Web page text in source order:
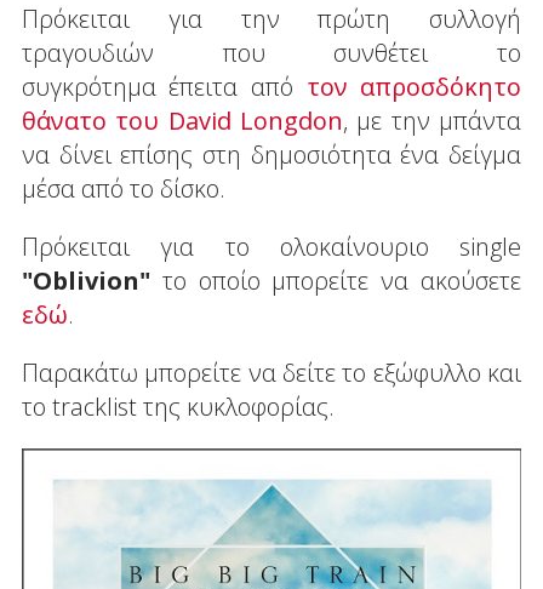
Πρόκειται για την πρώτη συλλογή
τραγουδιών που συνθέτει το
συγκρότημα έπειτα από τον απροσδόκητο
θάνατο του David Longdon, με την μπάντα
να δίνει επίσης στη δημοσιότητα ένα δείγμα
μέσα από το δίσκο.
Πρόκειται για το ολοκαίνουριο single
"Oblivion" το οποίο μπορείτε να ακούσετε
εδώ.
Παρακάτω μπορείτε να δείτε το εξώφυλλο και
το tracklist της κυκλοφορίας.